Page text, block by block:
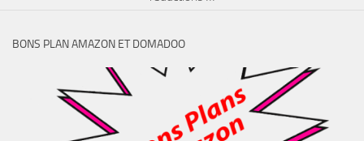
BONS PLAN AMAZON ET DOMADOO